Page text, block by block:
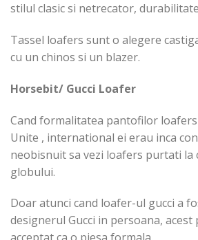
stilul clasic si netrecator,
Tassel loafers sunt o alegere
cu un chinos si un blazer.
Horsebit/ Gucci Loafer
Cand formalitatea pantofilor
Unite , international ei erau inca
neobisnuit sa vezi loafers purtati la
globului.
Doar atunci cand loafer-ul gucci a
designerul Gucci in persoana,